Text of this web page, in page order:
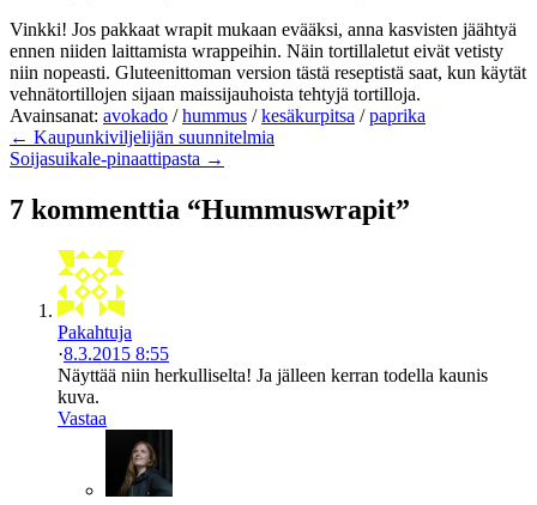
Vinkki! Jos pakkaat wrapit mukaan evääksi, anna kasvisten jäähtyä
ennen niiden laittamista wrappeihin. Näin tortillaletut eivät vetisty
niin nopeasti. Gluteenittoman version tästä reseptistä saat, kun käytät
vehnätortillojen sijaan maissijauhoista tehtyjä tortilloja.
Avainsanat: avokado /hummus /kesäkurpitsa /paprika
← Kaupunkiviljelijän suunnitelmia
Soijasuikale-pinaattipasta →
7 kommenttia “Hummuswrapit”
Pakahtuja
·8.3.2015 8:55
Näyttää niin herkulliselta! Ja jälleen kerran todella kaunis
kuva.
Vastaa